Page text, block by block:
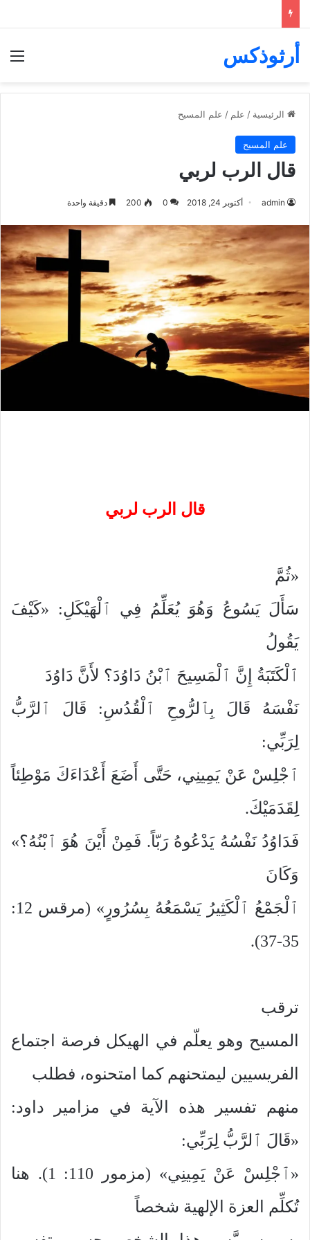
أرثوذكس
الرئيسية / علم / علم المسيح
علم المسيح
قال الرب لربي
admin أكتوبر 24, 2018 0
200 دقيقة واحدة
قال الرب لربي
«ثُمَّ
سَأَلَ يَسُوعُ وَهُوَ يُعَلِّمُ فِي ٱلْهَيْكَلِ: «كَيْفَ
يَقُولُ
ٱلْكَتَبَةُ إِنَّ ٱلْمَسِيحَ ٱبْنُ دَاوُدَ؟ لأَنَّ دَاوُدَ
نَفْسَهُ قَالَ بِٱلرُّوحِ ٱلْقُدُسِ: قَالَ ٱلرَّبُّ
لِرَبِّي:
ٱجْلِسْ عَنْ يَمِينِي، حَتَّى أَضَعَ أَعْدَاءَكَ مَوْطِئاً
لِقَدَمَيْكَ.
فَدَاوُدُ نَفْسُهُ يَدْعُوهُ رَبّاً. فَمِنْ أَيْنَ هُوَ ٱبْنُهُ؟»
وَكَانَ
ٱلْجَمْعُ ٱلْكَثِيرُ يَسْمَعُهُ بِسُرُورٍ» (مرقس 12:
35-37).
ترقب
المسيح وهو يعلّم في الهيكل فرصة اجتماع
الفريسيين ليمتحنهم كما امتحنوه، فطلب
منهم تفسير هذه الآية في مزامير داود:
«قَالَ ٱلرَّبُّ لِرَبِّي:
«ٱجْلِسْ عَنْ يَمِينِي» (مزمور 110: 1). هنا
تُكلِّم العزة الإلهية شخصاً